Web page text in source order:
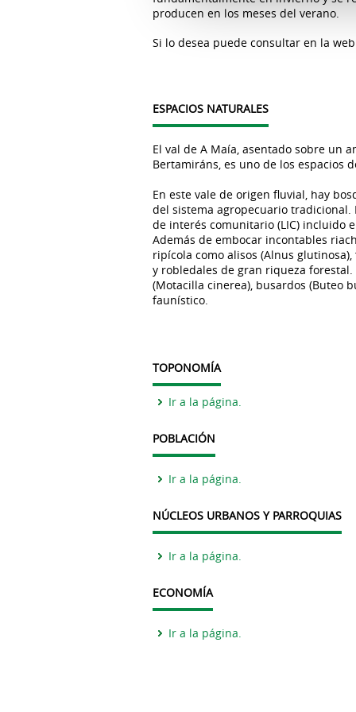
producen en los meses del verano.
Si lo desea puede consultar en la
ESPACIOS NATURALES
El val de A Maía, asentado sobre un
Bertamiráns, es uno de los espacios
En este vale de origen fluvial, hay
del sistema agropecuario
de interés comunitario (LIC) incluido
Además de embocar incontables
ripícola como alisos (Alnus
y robledales de gran riqueza
(Motacilla cinerea), busardos (Buteo
faunístico.
TOPONOMÍA
Ir a la página.
POBLACIÓN
Ir a la página.
NÚCLEOS URBANOS Y PARROQUIAS
Ir a la página.
ECONOMÍA
Ir a la página.